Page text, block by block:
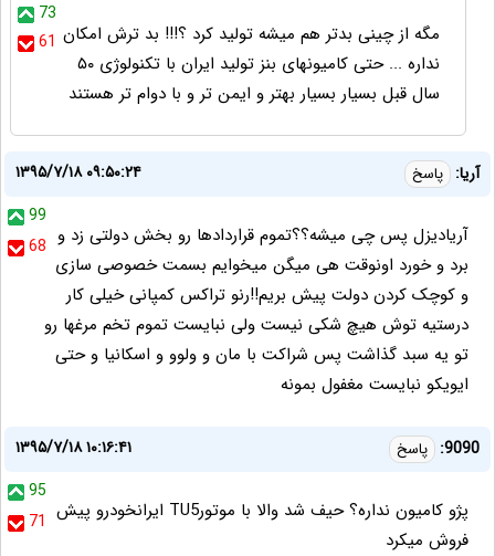
73
61 مگه از چینی بدتر هم میشه تولید کرد ؟!!! بد ترش امکان
نداره ... حتی کامیونهای بنز تولید ایران با تکنولوژی ۵۰
سال قبل بسیار بسیار بهتر و ایمن تر و با دوام تر هستند
آریا: پاسخ
۱۳۹۵/۷/۱۸ ۰۹:۵۰:۲۴
99
68 آریادیزل پس چی میشه؟؟تموم قراردادها رو بخش دولتی زد و
برد و خورد اونوقت هی میگن میخوایم بسمت خصوصی سازی
و کوچک کردن دولت پیش بریم!!رنو تراکس کمپانی خیلی کار
درستیه توش هیچ شکی نیست ولی نبایست تموم تخم مرغها رو
تو یه سبد گذاشت پس شراکت با مان و ولوو و اسکانیا و حتی
ایویکو نبایست مغفول بمونه
9090: پاسخ
۱۳۹۵/۷/۱۸ ۱۰:۱۶:۴۱
95
71 پژو کامیون نداره؟ حیف شد والا با موتورTU5 ایرانخودرو پیش
فروش میکرد